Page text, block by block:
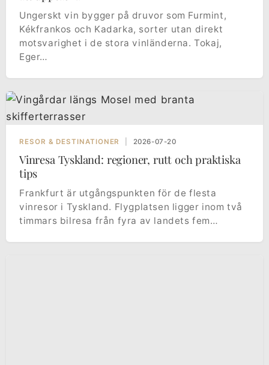
Ungerskt vin bygger på druvor som Furmint,
Kékfrankos och Kadarka, sorter utan direkt
motsvarighet i de stora vinländerna. Tokaj,
Eger…
RESOR & DESTINATIONER 2026-07-20
Vinresa Tyskland: regioner, rutt och praktiska
tips
Frankfurt är utgångspunkten för de flesta
vinresor i Tyskland. Flygplatsen ligger inom två
timmars bilresa från fyra av landets fem…